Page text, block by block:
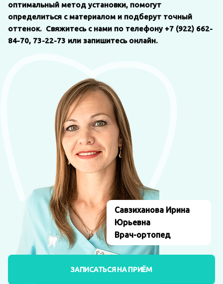
оптимальный метод установки, помогут
определиться с материалом и подберут точный
оттенок. Свяжитесь с нами по телефону +7 (922) 662-
84-70, 73-22-73 или запишитесь онлайн.
Савзиханова Ирина
Юрьевна
Врач-ортопед
ЗАПИСАТЬСЯ НА ПРИЁМ